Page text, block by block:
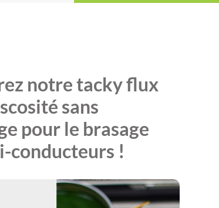
notre tacky flux
sans
pour le brasage
conducteurs !